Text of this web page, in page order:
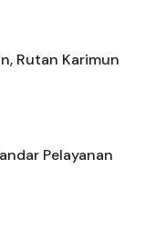
Rutan Karimun
Pelayanan